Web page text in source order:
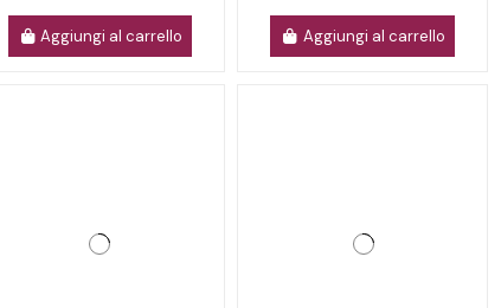
Aggiungi al carrello Aggiungi al carrello